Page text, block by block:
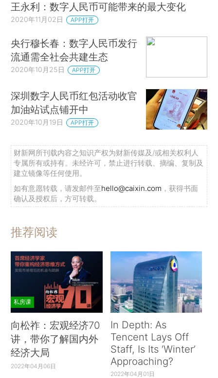
王永利：数字人民币可能带来的最大变化
2020年11月02日 APP打开
央行穆长春：数字人民币发行
流通需全社会共建生态
2020年10月25日 APP打开
深圳数字人民币红包活动收官
加油站试点铺开中
2020年10月19日 APP打开
财新网所刊载内容之知识产权为财新传媒及/或相关权利人
专属所有或持有。未经许可，禁止进行转载、摘编、复制及
建立镜像等任何使用。
如有意愿转载，请发邮件至hello@caixin.com ，获得书面
确认及授权后，方可转载。
推荐阅读
私房课
向松祚：宏观经济70
讲，带你了解国内外
经济大局
2022年04月06日
In Depth: As
Tencent Lays Off
Staff, Is Its ‘Winter’
Approaching?
2022年04月01日